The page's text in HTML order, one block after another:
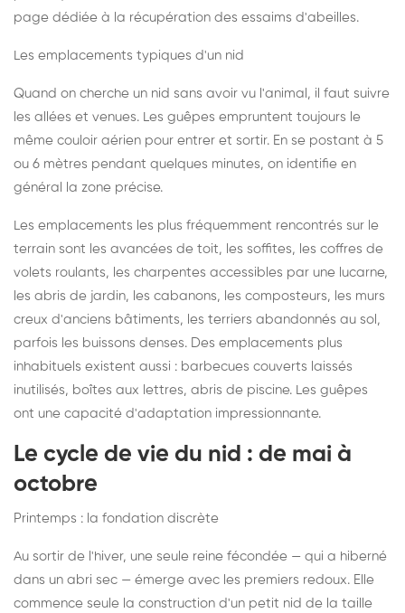
page dédiée à la récupération des essaims d'abeilles.
Les emplacements typiques d'un nid
Quand on cherche un nid sans avoir vu l'animal, il faut suivre
les allées et venues. Les guêpes empruntent toujours le
même couloir aérien pour entrer et sortir. En se postant à 5
ou 6 mètres pendant quelques minutes, on identifie en
général la zone précise.
Les emplacements les plus fréquemment rencontrés sur le
terrain sont les avancées de toit, les soffites, les coffres de
volets roulants, les charpentes accessibles par une lucarne,
les abris de jardin, les cabanons, les composteurs, les murs
creux d'anciens bâtiments, les terriers abandonnés au sol,
parfois les buissons denses. Des emplacements plus
inhabituels existent aussi : barbecues couverts laissés
inutilisés, boîtes aux lettres, abris de piscine. Les guêpes
ont une capacité d'adaptation impressionnante.
Le cycle de vie du nid : de mai à
octobre
Printemps : la fondation discrète
Au sortir de l'hiver, une seule reine fécondée — qui a hiberné
dans un abri sec — émerge avec les premiers redoux. Elle
commence seule la construction d'un petit nid de la taille